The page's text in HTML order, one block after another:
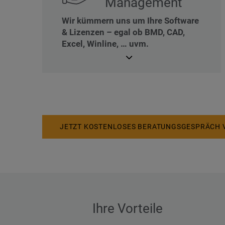
Wir kümmern uns um Ihre Software
& Lizenzen – egal ob BMD, CAD,
Excel, Winline, … uvm.
JETZT KOSTENLOSES BERATUNGSGESPRÄCH
Ihre Vorteile